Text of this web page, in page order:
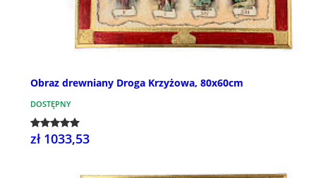
Obraz drewniany Droga Krzyżowa, 80x60cm
DOSTĘPNY
zł 1033,53